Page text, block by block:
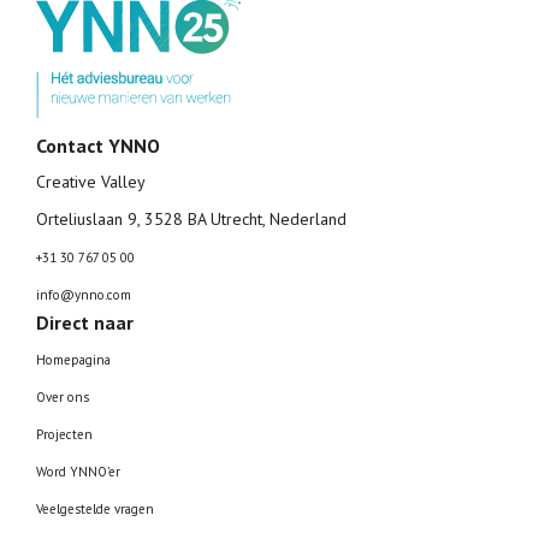
Contact YNNO
Creative Valley
Orteliuslaan 9, 3528 BA Utrecht, Nederland
+31 30 767 05 00
info@ynno.com
Direct naar
Homepagina
Over ons
Projecten
Word YNNO’er
Veelgestelde vragen